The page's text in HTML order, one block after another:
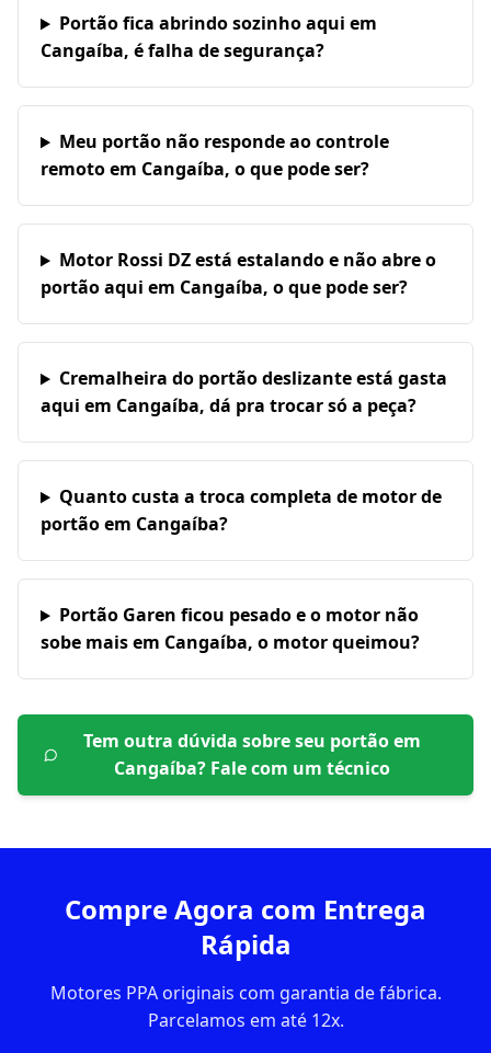
Portão fica abrindo sozinho aqui em
Cangaíba, é falha de segurança?
Meu portão não responde ao controle
remoto em Cangaíba, o que pode ser?
Motor Rossi DZ está estalando e não abre o
portão aqui em Cangaíba, o que pode ser?
Cremalheira do portão deslizante está gasta
aqui em Cangaíba, dá pra trocar só a peça?
Quanto custa a troca completa de motor de
portão em Cangaíba?
Portão Garen ficou pesado e o motor não
sobe mais em Cangaíba, o motor queimou?
Tem outra dúvida sobre seu portão em
Cangaíba? Fale com um técnico
Compre Agora com Entrega
Rápida
Motores PPA originais com garantia de fábrica.
Parcelamos em até 12x.